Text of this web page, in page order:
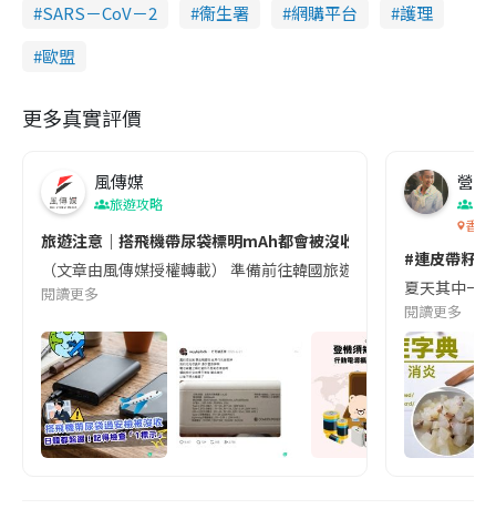
SARS－CoV－2
衞生署 網購平台
護理
歐盟
更多真實評價
風傳媒
旅遊攻略
旅遊注意｜搭飛機帶尿袋標明mAh都會被沒收😱出發前切記檢查
（文章由風傳媒授權轉載） 準備前往韓國旅遊的民眾，近期要
閱讀更多
營養
香港
#連皮帶籽
夏天其中一
閱讀更多